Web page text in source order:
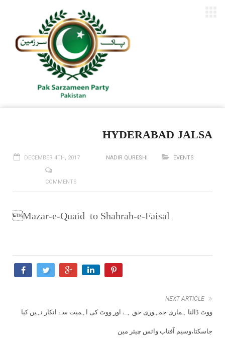
HYDERABAD JALSA
DECEMBER 4TH, 2017 NADIR QURESHI EVENTS
COMMENTS
Mazar-e-Quaid to Shahrah-e-Faisal
NEXT ARTICLE
ووٹ ڈالنا ہماری جمہوری حق ہے اور ووٹ کی اہمیت سے انکار نہیں کیا
جاسکتا،وسیم آفتاب وائس چیئر مین